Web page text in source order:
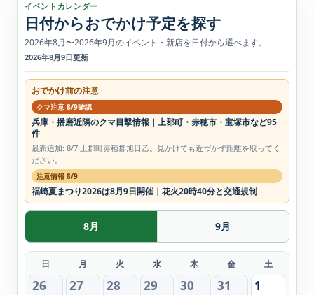
イベントカレンダー
日付からおでかけ予定を探す
2026年8月〜2026年9月のイベント・新店を日付から選べます。
2026年8月9日更新
おでかけ前の注意
クマ注意 8/9確認
兵庫・播磨近隣のクマ目撃情報｜上郡町・赤穂市・宝塚市など95
件
最新追加: 8/7 上郡町赤穂郡旭日乙。見かけても近づかず距離を取ってく
ださい。
注意情報 8/9
福崎夏まつり2026は8月9日開催｜花火20時40分と交通規制
8月 9月
日 月 火 水 木 金 土
26 27 28 29 30 31 1